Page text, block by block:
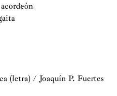
(letra) / Joaquín P. Fuertes